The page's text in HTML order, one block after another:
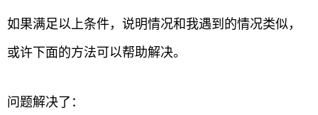
如果满足以上条件，说明情况和我遇到的情况类似，
或许下面的方法可以帮助解决。
问题解决了：